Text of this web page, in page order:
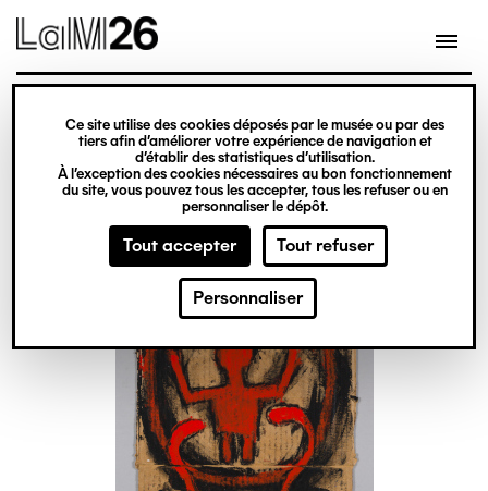
Gestion des cookies
Ce site utilise des cookies déposés par le musée ou par des
tiers afin d’améliorer votre expérience de navigation et
d’établir des statistiques d’utilisation.
À l’exception des cookies nécessaires au bon fonctionnement
du site, vous pouvez tous les accepter, tous les refuser ou en
personnaliser le dépôt.
Tout accepter Tout refuser
Personnaliser
contenu